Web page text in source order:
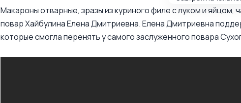
Макароны отварные, зразы из куриного филе с луком и
повар Хайбулина Елена Дмитриевна. Елена Дмитриевна
которые смогла перенять у самого заслуженного повара